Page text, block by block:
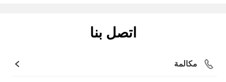
اتصل بنا
مكالمة